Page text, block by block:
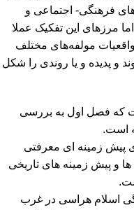
فرهنگی- اجتماعی و
مرزهای این تفکیک عملا
مولفه‌های مختلف
و پدیده و یا روندی را شکل
که فصل اول به بررسی
است.
پیش زمینه ای معرفتی
و پیش زمینه های تاریخی
اسلام هراسی در غرب